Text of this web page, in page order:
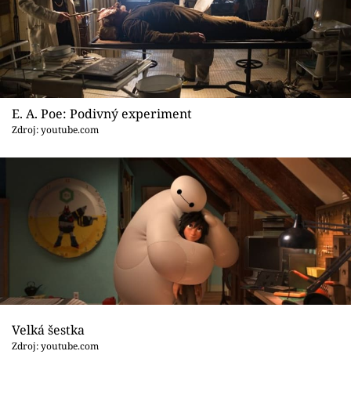
E. A. Poe: Podivný experiment
Zdroj: youtube.com
Velká šestka
Zdroj: youtube.com